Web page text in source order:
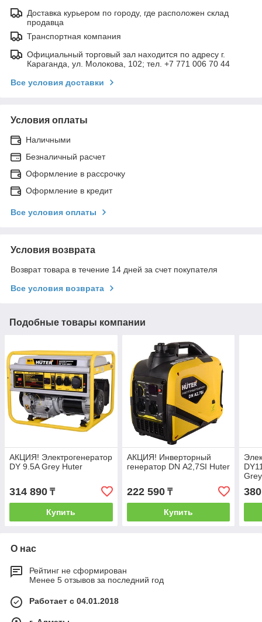
Доставка курьером по городу, где расположен склад
продавца
Транспортная компания
Официальный торговый зал находится по адресу г.
Караганда, ул. Молокова, 102; тел. +7 771 006 70 44
Все условия доставки
Условия оплаты
Наличными
Безналичный расчет
Оформление в рассрочку
Оформление в кредит
Все условия оплаты
Условия возврата
Возврат товара в течение 14 дней за счет покупателя
Все условия возврата
Подобные товары компании
АКЦИЯ! Электрогенератор
DY 9.5A Grey Huter
314 890 ₸
Купить
АКЦИЯ! Инверторный
генератор DN А2,7SI Huter
222 590₸
Купить
Grey
О нас
Рейтинг не сформирован
Менее 5 отзывов за последний год
Работает с 04.01.2018